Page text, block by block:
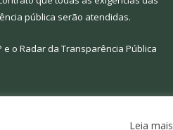
pública serão atendidas.
e o Radar da Transparência Pública
Acessar Webmail
Leia mais